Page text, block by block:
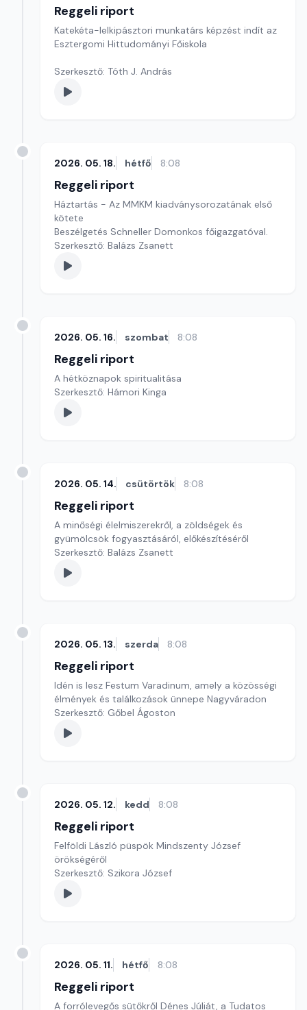
Reggeli riport
Katekéta-lelkipásztori munkatárs képzést indít az
Esztergomi Hittudományi Főiskola
Szerkesztő: Tóth J. András
2026. 05. 18. hétfő 8:08
Reggeli riport
Háztartás - Az MMKM kiadványsorozatának első
kötete
Beszélgetés Schneller Domonkos főigazgatóval.
Szerkesztő: Balázs Zsanett
2026. 05. 16. szombat 8:08
Reggeli riport
A hétköznapok spiritualitása
Szerkesztő: Hámori Kinga
2026. 05. 14. csütörtök 8:08
Reggeli riport
A minőségi élelmiszerekről, a zöldségek és
gyümölcsök fogyasztásáról, előkészítéséről
Szerkesztő: Balázs Zsanett
2026. 05. 13. szerda 8:08
Reggeli riport
Idén is lesz Festum Varadinum, amely a közösségi
élmények és találkozások ünnepe Nagyváradon
Szerkesztő: Gőbel Ágoston
2026. 05. 12. kedd 8:08
Reggeli riport
Felföldi László püspök Mindszenty József
örökségéről
Szerkesztő: Szikora József
2026. 05. 11. hétfő 8:08
Reggeli riport
A forrólevegős sütőkről Dénes Júliát, a Tudatos